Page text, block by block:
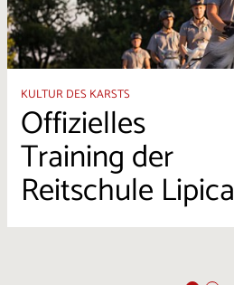
KULTUR DES KARSTS
Offizielles
Training der
Reitschule Lipica